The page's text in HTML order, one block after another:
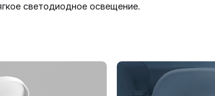
светодиодное освещение.